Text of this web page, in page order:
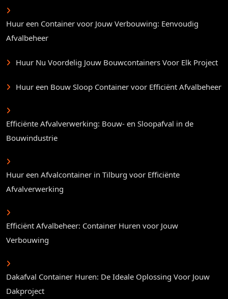
Huur een Container voor Jouw Verbouwing: Eenvoudig
Afvalbeheer
Huur Nu Voordelig Jouw Bouwcontainers Voor Elk Project
Huur een Bouw Sloop Container voor Efficiënt Afvalbeheer
Efficiënte Afvalverwerking: Bouw- en Sloopafval in de
Bouwindustrie
Huur een Afvalcontainer in Tilburg voor Efficiënte
Afvalverwerking
Efficiënt Afvalbeheer: Container Huren voor Jouw
Verbouwing
Dakafval Container Huren: De Ideale Oplossing Voor Jouw
Dakproject